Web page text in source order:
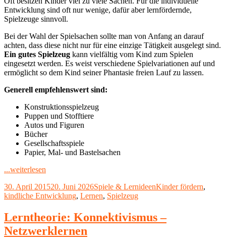
Entwicklung sind oft nur wenige, dafür aber lernfördernde,
Spielzeuge sinnvoll.
Bei der Wahl der Spielsachen sollte man von Anfang an darauf
achten, dass diese nicht nur für eine einzige Tätigkeit ausgelegt sind.
Ein gutes Spielzeug kann vielfältig vom Kind zum Spielen
eingesetzt werden. Es weist verschiedene Spielvariationen auf und
ermöglicht so dem Kind seiner Phantasie freien Lauf zu lassen.
Generell empfehlenswert sind:
Konstruktionsspielzeug
Puppen und Stofftiere
Autos und Figuren
Bücher
Gesellschaftsspiele
Papier, Mal- und Bastelsachen
...weiterlesen
Kleinkinder"
Veröffentlicht
am
30. April 201520. Juni 2026Kategorien
Spiele & LernideenSchlagwörter
Kinder fördern,
kindliche Entwicklung, Lernen, Spielzeug
Lerntheorie: Konnektivismus –
Netzwerklernen